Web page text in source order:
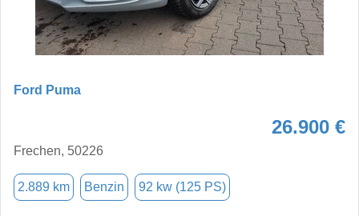
Ford Puma
26.900 €
Frechen, 50226
2.889 km Benzin 92 kw (125 PS)